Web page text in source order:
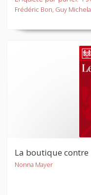
Frédéric Bon, Guy
La boutique contre
Nonna Mayer